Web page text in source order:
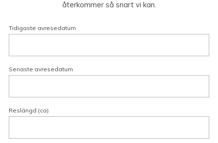
återkommer så snart vi kan.
Tidigaste avresedatum
Senaste avresedatum
Reslängd (ca)